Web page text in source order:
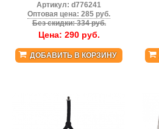
Артикул:d776241
Оптовая цена: 285 руб.
Без скидки: 334 руб.
Цена: 290руб.
ДОБАВИТЬ В КОРЗИНУ